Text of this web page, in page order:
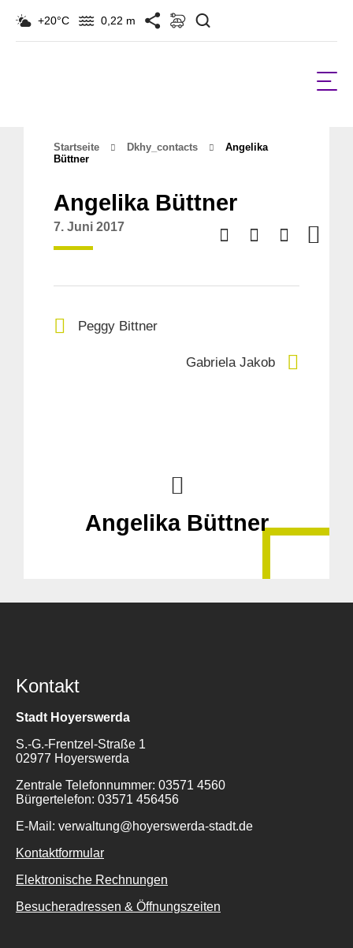
+20°C 0,22 m
Startseite Dkhy_contacts
Angelika
Büttner
Angelika Büttner
7. Juni 2017
Peggy Bittner
Gabriela Jakob
Angelika Büttner
Kontakt
Stadt Hoyerswerda
S.-G.-Frentzel-Straße 1
02977 Hoyerswerda
Zentrale Telefonnummer: 03571 4560
Bürgertelefon: 03571 456456
E-Mail: verwaltung@hoyerswerda-stadt.de
Kontaktformular
Elektronische Rechnungen
Besucheradressen & Öffnungszeiten